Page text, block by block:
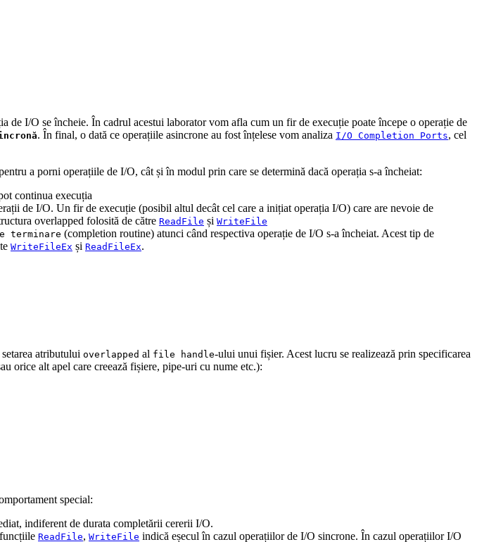
de I/O se încheie. În cadrul acestui laborator vom afla cum un fir de execuție poate începe o operație de
. În final, o dată ce operațiile asincrone au fost înțelese vom analiza I/O Completion Ports, cel
a porni operațiile de I/O, cât și în modul prin care se determină dacă operația s-a încheiat:
continua execuția
de I/O. Un fir de execuție (posibil altul decât cel care a inițiat operația I/O) care are nevoie de
overlapped folosită de către ReadFile și WriteFile
terminare (completion routine) atunci când respectiva operație de I/O s-a încheiat. Acest tip de
WriteFileEx și ReadFileEx.
atributului overlapped al file handle-ului unui fișier. Acest lucru se realizează prin specificarea
orice alt apel care creează fișiere, pipe-uri cu nume etc.):
special:
indiferent de durata completării cererii I/O.
ReadFile, WriteFile indică eșecul în cazul operațiilor de I/O sincrone. În cazul operațiilor I/O